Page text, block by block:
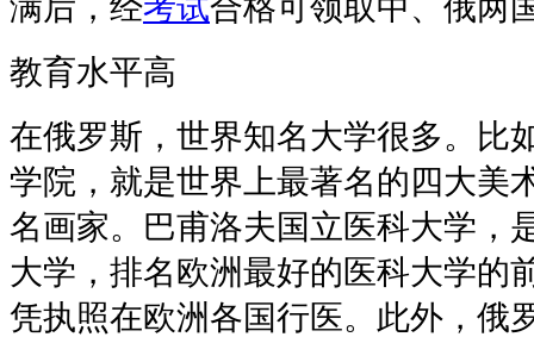
满后，经考试合格可领取中、俄两
教育水平高
在俄罗斯，世界知名大学很多。比
学院，就是世界上最著名的四大美
名画家。巴甫洛夫国立医科大学，
大学，排名欧洲最好的医科大学的
凭执照在欧洲各国行医。此外，俄